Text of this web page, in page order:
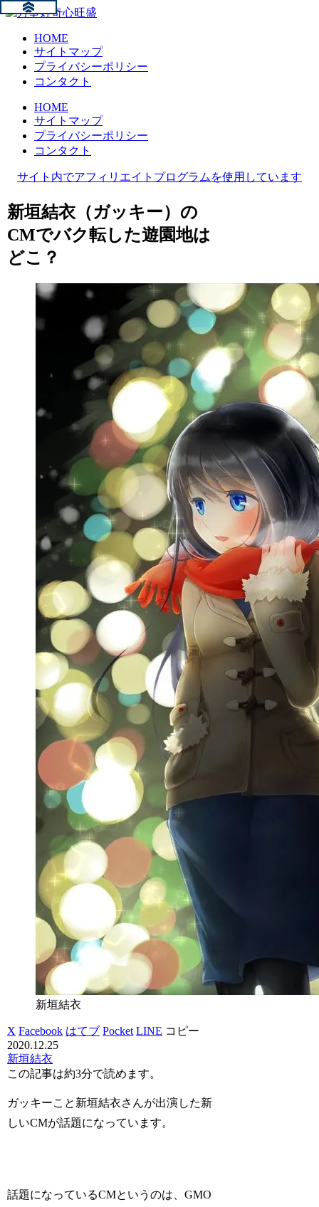
HOME
サイトマップ
プライバシーポリシー
コンタクト
HOME
サイトマップ
プライバシーポリシー
コンタクト
サイト内でアフィリエイトプログラムを使用しています
新垣結衣（ガッキー）の
CMでバク転した遊園地は
どこ？
新垣結衣
X Facebook はてブ Pocket LINE コピー
2020.12.25
新垣結衣
この記事は約3分で読めます。
ガッキーこと新垣結衣さんが出演した新
しいCMが話題になっています。
話題になっているCMというのは、GMO